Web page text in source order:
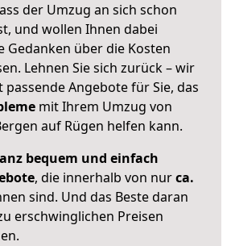
der Umzug an sich schon
und wollen Ihnen dabei
Gedanken über die Kosten
Lehnen Sie sich zurück – wir
Angebote für Sie, das
mit Ihrem Umzug von
auf Rügen helfen kann.
bequem und einfach
, die innerhalb von nurca.
sind. Und das Beste daran
erschwinglichen Preisen